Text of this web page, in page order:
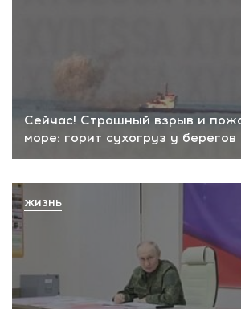
Сейчас! Страшный взрыв и
море: горит сухогруз у
ЖИЗНЬ